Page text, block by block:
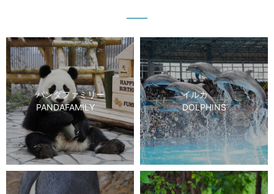
パンダファミリー
PANDAFAMILY
イルカ
DOLPHINS